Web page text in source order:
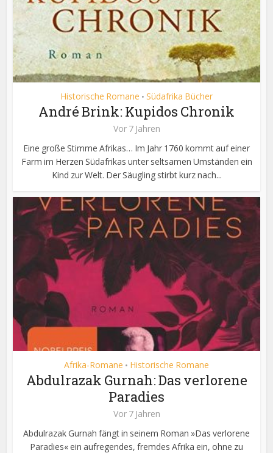
Historische Romane • Südafrika Bücher
André Brink: Kupidos Chronik
Vor 7 Jahren
Eine große Stimme Afrikas… Im Jahr 1760 kommt auf einer
Farm im Herzen Südafrikas unter seltsamen Umständen ein
Kind zur Welt. Der Säugling stirbt kurz nach...
Afrika-Romane • Historische Romane
Abdulrazak Gurnah: Das verlorene
Paradies
Vor 7 Jahren
Abdulrazak Gurnah fängt in seinem Roman »Das verlorene
Paradies« ein aufregendes, fremdes Afrika ein, ohne zu